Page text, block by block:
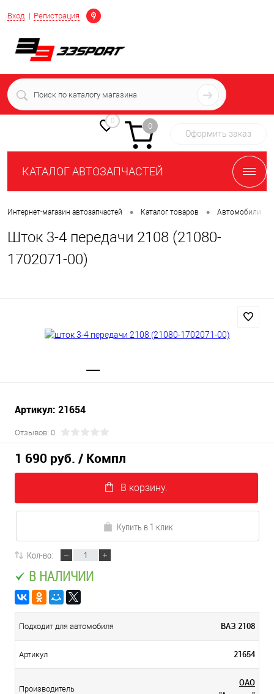
Вход Регистрация
Определение
+7 (939) 716-10-06
пн-пт 7:00-16:00 МСК
0
0
Оформить заказ
КАТАЛОГ АВТОЗАПЧАСТЕЙ
Интернет-магазин автозапчастей • Каталог товаров • Автомобили
Шток 3-4 передачи 2108 (21080-
1702071-00)
Артикул: 21654
Отзывов: 0
1 690 руб. / Компл
В корзину.
Купить в 1 клик
Кол-во:
В НАЛИЧИИ
Подходит для автомобиля ВАЗ 2108
Артикул 21654
Производитель
ОАО